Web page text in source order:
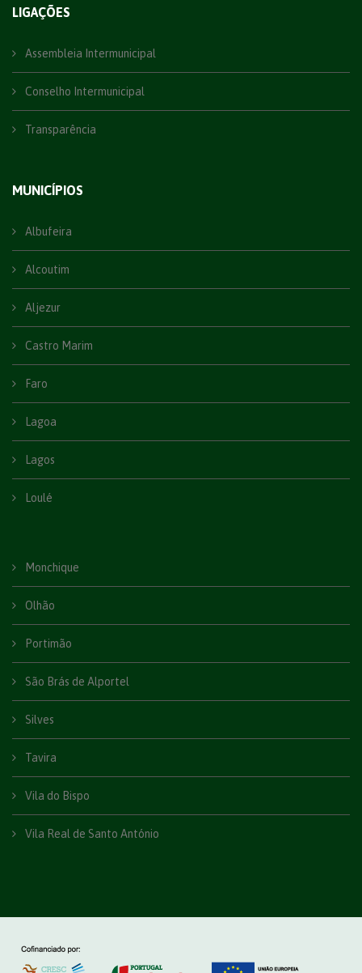
LIGAÇÕES
Assembleia Intermunicipal
Conselho Intermunicipal
Transparência
MUNICÍPIOS
Albufeira
Alcoutim
Aljezur
Castro Marim
Faro
Lagoa
Lagos
Loulé
Monchique
Olhão
Portimão
São Brás de Alportel
Silves
Tavira
Vila do Bispo
Vila Real de Santo António